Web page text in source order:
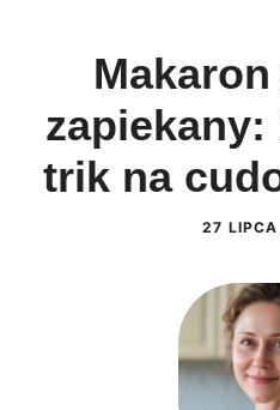
trik na
27